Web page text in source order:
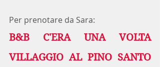
Per prenotare da Sara:
B&B C'ERA UNA VOLTA
VILLAGGIO AL PINO SANTO